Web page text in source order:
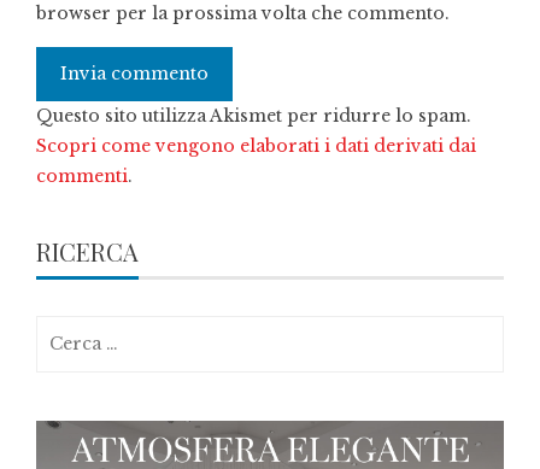
browser per la prossima volta che commento.
Questo sito utilizza Akismet per ridurre lo spam.
Scopri come vengono elaborati i dati derivati dai
commenti.
RICERCA